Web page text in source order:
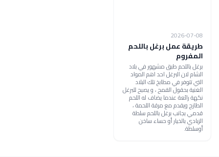
2026-07-08
طريقة عمل برغل باللحم
المفروم
برغل باللحم طبق مشهور في بلاد
الشام لان البرغل احد اهم المواد
التي تتوفر في مطابخ تلك البلاد
الغنية بحقول القمح ، و يصبح للبرغل
نكهة رائعة عندما يضاف له اللحم
الطازج ويقدم مع مرقة اللحمة ،
قدمي بجانب برغل باللحم سلطة
الزبادي بالخيار أو حساء ساخن
أوسلطة.